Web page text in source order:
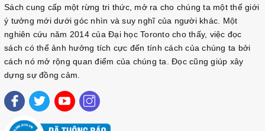
서울대 한국어 플러스 2A
서울대 한국어 플러스 2B
서울대 한국어 플러스 3A
서울대 한국어 플러스 3B
서울대 한국어 플러스 4A
서울대 한국어 플러스 4B
서울대 한국어 플러스 5A
서울대 한국어 플러스 5B
서울대 한국어 플러스 6A
Sách cung cấp một rừng tri thức, mở ra cho chúng ta một thế giới
ý tưởng mới dưới góc nhìn và suy nghĩ của người khác. Một
nghiên cứu năm 2014 của Đại học Toronto cho thấy, việc đọc
sách có thể ảnh hưởng tích cực đến tính cách của chúng ta bởi
cách nó mở rộng quan điểm của chúng ta. Đọc cũng giúp xây
dựng sự đồng cảm.